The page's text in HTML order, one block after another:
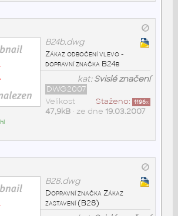
B24b.dwg
Zákaz odbočení vlevo -
dopravní značka B24b
kat:Svislé značení
DWG2007
Staženo: 1196x
Velikost
47,9kB• ze dne 19.03.2007
B28.dwg
Dopravní značka Zákaz
zastavení (B28)